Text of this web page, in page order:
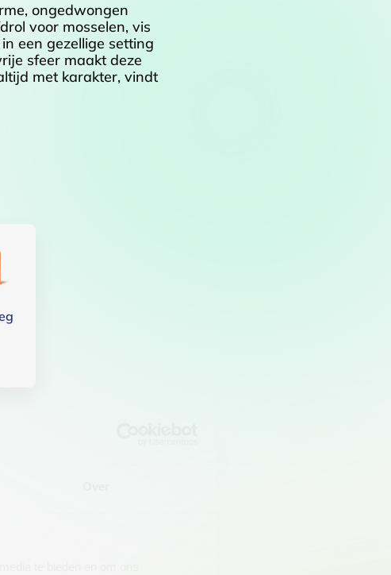
te bieden en om ons
ongedwongen
voor mosselen, vis
een gezellige setting
sfeer maakt deze
met karakter, vindt